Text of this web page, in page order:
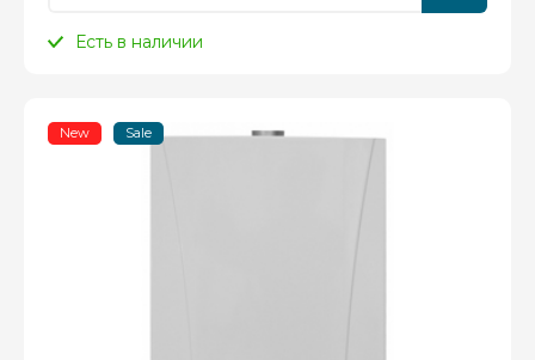
Есть в наличии
New Sale